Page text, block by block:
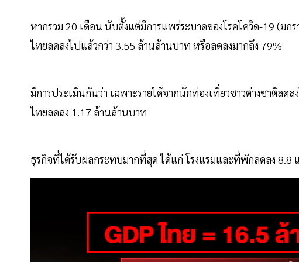
หากรวม 20 เดือน นับตั้งแต่มีการแพร่ระบาดของโรคโควิด-19 (มก
ไทยลดลงไปแล้วกว่า 3.55 ล้านล้านบาท หรือลดลงมากถึง 79%
มีการประเมินกันว่า เฉพาะรายได้จากนักท่องเที่ยวชาวต่างชาติล
ไทยลดลง 1.17 ล้านล้านบาท
ธุรกิจที่ได้รับผลกระทบมากที่สุด ได้แก่ โรงแรมและที่พักลดลง 8.8